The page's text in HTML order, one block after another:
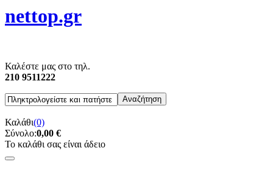
nettop.gr
Καλέστε μας στο τηλ.
210 9511222
Καλάθι(0)
Σύνολο:0,00 €
Το καλάθι σας είναι άδειο